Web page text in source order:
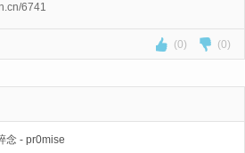
6741
(0) (0)
念 - pr0mise